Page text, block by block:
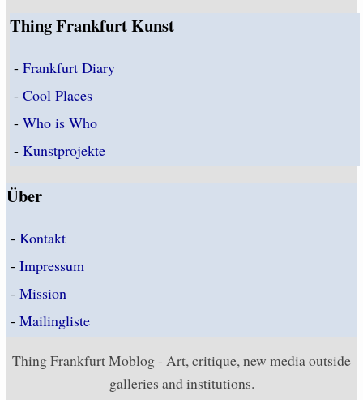
Thing Frankfurt Kunst
-Frankfurt Diary
-Cool Places
-Who is Who
-Kunstprojekte
Über
- Kontakt
- Impressum
- Mission
- Mailingliste
Thing Frankfurt Moblog - Art, critique, new media outside
galleries and institutions.